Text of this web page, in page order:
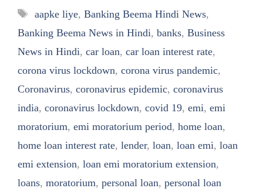
Tags
aapke liye, Banking Beema Hindi News,
Banking Beema News in Hindi, banks, Business
News in Hindi, car loan, car loan interest rate,
corona virus lockdown, corona virus pandemic,
Coronavirus, coronavirus epidemic, coronavirus
india, coronavirus lockdown, covid 19, emi, emi
moratorium, emi moratorium period, home loan,
home loan interest rate, lender, loan, loan emi, loan
emi extension, loan emi moratorium extension,
loans, moratorium, personal loan, personal loan